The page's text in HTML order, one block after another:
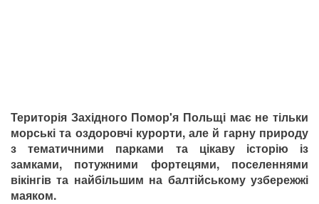
Територія Західного Помор'я Польщі має не тільки
морські та оздоровчі курорти, але й гарну природу
з тематичними парками та цікаву історію із
замками, потужними фортецями, поселеннями
вікінгів та найбільшим на балтійському узбережжі
маяком.